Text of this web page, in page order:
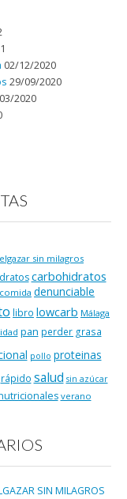
02/12/2020
29/09/2020
2020
sin milagros
carbohidratos
comida denunciable
libro lowcarb Málaga
pan perder grasa
pollo proteinas
rápido salud sin azúcar
verano
SIN MILAGROS